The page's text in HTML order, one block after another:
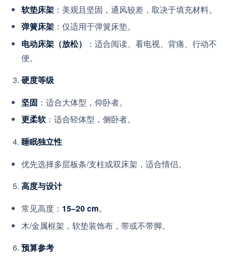
软垫床架 ：美观且坚固，通风较差，取决于填充材料。
弹簧床架 ：仅适用于弹簧床垫。
电动床架（放松）
：适合阅读、看电视、背痛、行动不
便。
硬度等级
坚固 ：适合大体型，仰卧者。
更柔软 ：适合轻体型，侧卧者。
睡眠独立性
优先选择多层板条/支柱或双床架，适合情侣。
高度与设计
常见高度： 15–20 cm。
木/金属框架，软垫装饰布，带或不带脚。
预算参考